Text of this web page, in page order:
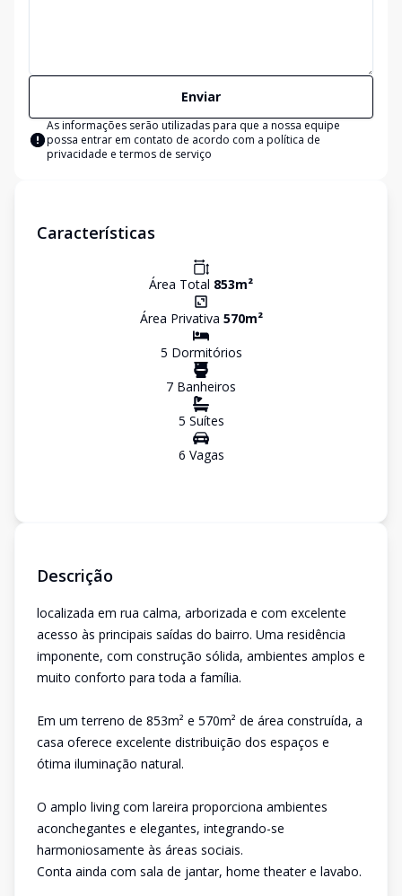
Enviar
As informações serão utilizadas para que a nossa equipe
possa entrar em contato de acordo com a política de
privacidade e termos de serviço
Características
Área Total 853m²
Área Privativa 570m²
5 Dormitórios
7 Banheiros
5 Suítes
6 Vagas
Descrição
localizada em rua calma, arborizada e com excelente
acesso às principais saídas do bairro. Uma residência
imponente, com construção sólida, ambientes amplos e
muito conforto para toda a família.
Em um terreno de 853m² e 570m² de área construída, a
casa oferece excelente distribuição dos espaços e
ótima iluminação natural.
O amplo living com lareira proporciona ambientes
aconchegantes e elegantes, integrando-se
harmoniosamente às áreas sociais.
Conta ainda com sala de jantar, home theater e lavabo.